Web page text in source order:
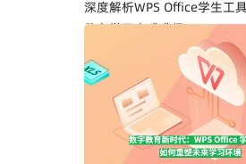
深度解析WPS Office学生工
助力学习方式升级